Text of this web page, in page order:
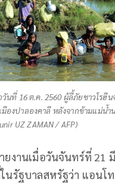
นที่ 16 ต.ค. 2560 ผู้ลี้ภัยชาวโรฮีน
มืองปาลองคาลี หลังจากข้ามแม่น้ำ
UZ ZAMAN / AFP)
ยงานเมื่อวันจันทร์ที่ 21
นรัฐบาลสหรัฐว่า แอนโ